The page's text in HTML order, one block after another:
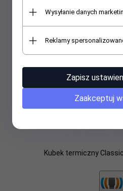
Kubek termiczny
Wysyłanie danych
Reklamy
Zapisz
Zaakceptuj